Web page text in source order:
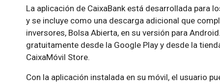
La aplicación de CaixaBank está desarrollada para
y se incluye como una descarga adicional que
inversores, Bolsa Abierta, en su versión para
gratuitamente desde la Google Play y desde la
CaixaMóvil Store.
Con la aplicación instalada en su móvil, el usuario